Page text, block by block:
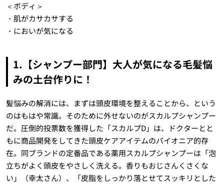
＜ボディ＞
・肌がカサカサする
・においが気になる
1.【シャンプー部門】大人が気になる毛髪悩
みの土台作りに！
髪悩みの解消には、まずは頭皮環境を整えることから、という
のはもはや常識。そのために外せないのがスカルプシャンプー
だ。圧倒的投票数を獲得した「スカルプD」は、ドクターとと
もに商品開発をしてきた頭皮ケアアイテムのパイオニア的存
在。同ブランドの定番品である薬用スカルプシャンプーは「泡
立ちがよく頭皮をやさしく洗える。香りもおじさんくさくな
い」（幸太さん）、「皮脂をしっかり落とせてスッキリとした